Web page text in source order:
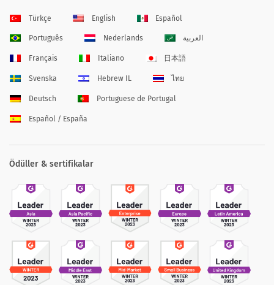
Türkçe English Español
Português Nederlands العربية
Français Italiano 日本語
Svenska Hebrew IL ไทย
Deutsch Portuguese de Portugal
Español / España
Ödüller & sertifikalar